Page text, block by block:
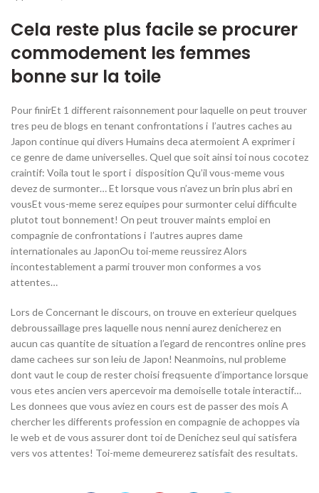
Cela reste plus facile se procurer
commodement les femmes
bonne sur la toile
Pour finirEt 1 different raisonnement pour laquelle on peut trouver
tres peu de blogs en tenant confrontations i l’autres caches au
Japon continue qui divers Humains deca atermoient A exprimer i
ce genre de dame universelles. Quel que soit ainsi toi nous cocotez
craintif: Voila tout le sport i disposition Qu’il vous-meme vous
devez de surmonter… Et lorsque vous n’avez un brin plus abri en
vousEt vous-meme serez equipes pour surmonter celui difficulte
plutot tout bonnement! On peut trouver maints emploi en
compagnie de confrontations i l’autres aupres dame
internationales au JaponOu toi-meme reussirez Alors
incontestablement a parmi trouver mon conformes a vos
attentes…
Lors de Concernant le discours, on trouve en exterieur quelques
debroussaillage pres laquelle nous nenni aurez denicherez en
aucun cas quantite de situation a l’egard de rencontres online pres
dame cachees sur son leiu de Japon! Neanmoins, nul probleme
dont vaut le coup de rester choisi freqsuente d’importance lorsque
vous etes ancien vers apercevoir ma demoiselle totale interactif…
Les donnees que vous aviez en cours est de passer des mois A
chercher les differents profession en compagnie de achoppes via
le web et de vous assurer dont toi de Denichez seul qui satisfera
vers vos attentes! Toi-meme demeurerez satisfait des resultats.